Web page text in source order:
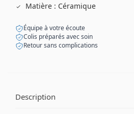
Matière : Céramique
Équipe à votre écoute
Colis préparés avec soin
Retour sans complications
Description